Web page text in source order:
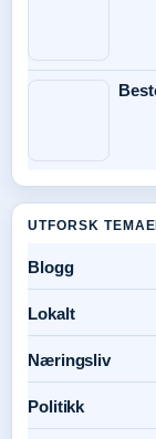
UTFORSK
Blogg
Lokalt
Næringsliv
Politikk